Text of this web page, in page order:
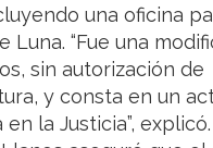
una oficina
Luna. “Fue una
sin autorización de
y consta en un
la Justicia”,